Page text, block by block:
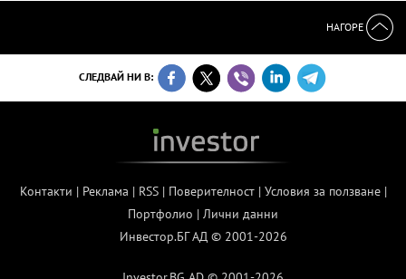
НАГОРЕ
СЛЕДВАЙ НИ В:
Контакти | Реклама | RSS| Поверителност| Условия за ползване|
Портфолио | Лични данни
Инвестор.БГ АД © 2001-2026